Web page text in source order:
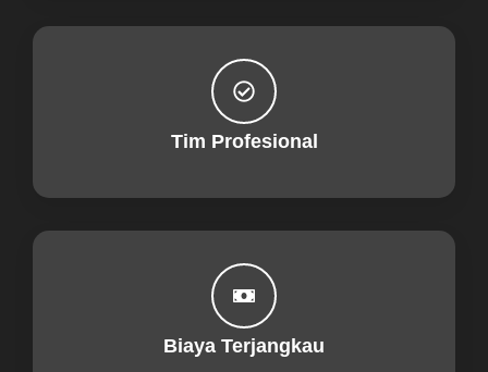
Tim Profesional
Biaya Terjangkau